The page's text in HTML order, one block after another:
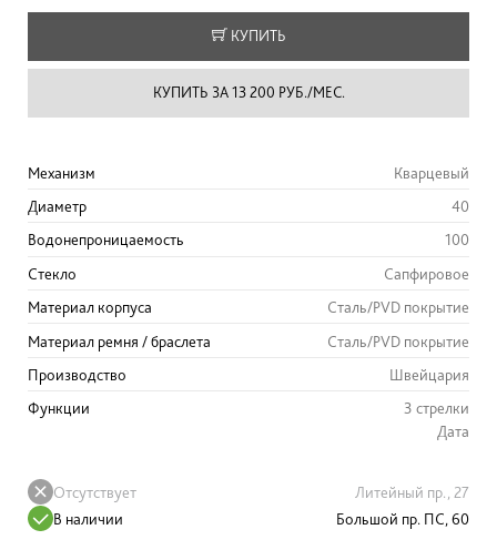
КУПИТЬ
КУПИТЬ ЗА 13 200 РУБ./МЕС.
Механизм
Кварцевый
Диаметр
40
Водонепроницаемость
100
Стекло
Сапфировое
Материал корпуса
Сталь/PVD покрытие
Материал ремня / браслета
Сталь/PVD покрытие
Производство
Швейцария
Функции
3 стрелки
Дата
Отсутствует
Литейный пр., 27
В наличии
Большой пр. ПС, 60